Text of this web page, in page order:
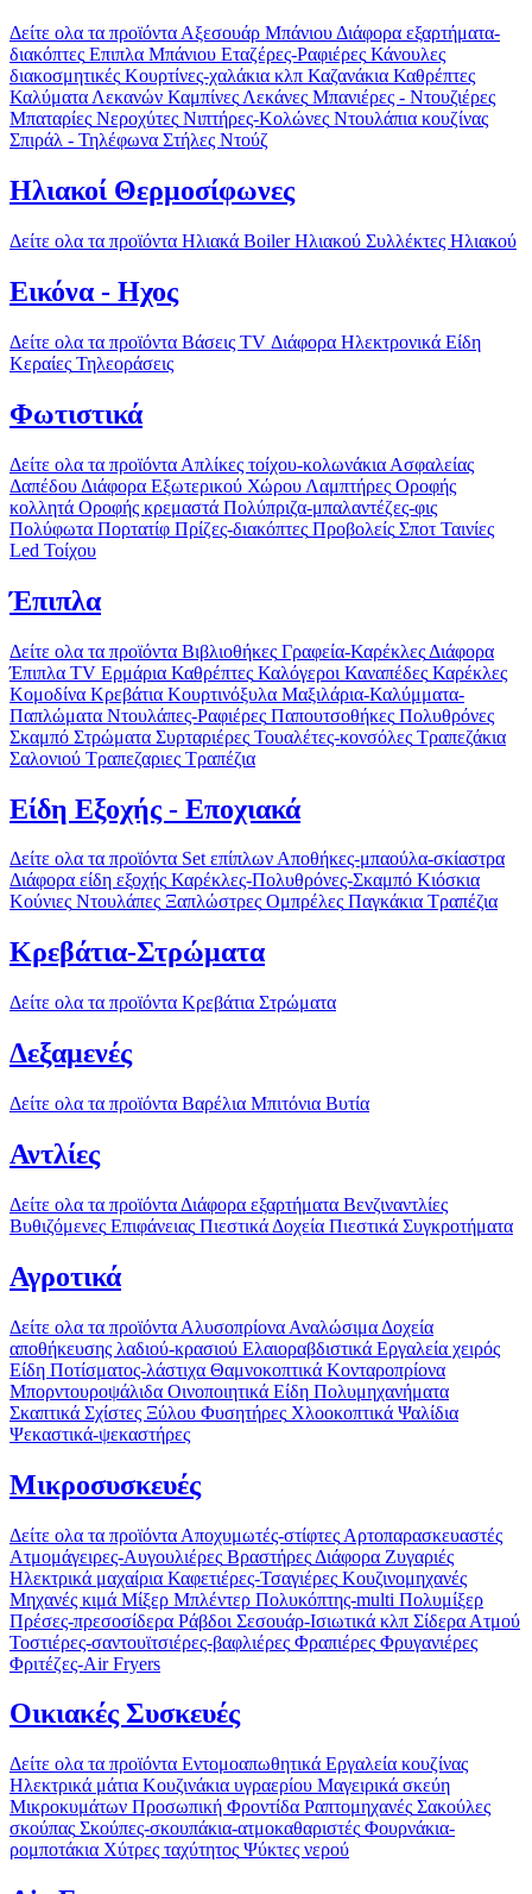
Δείτε ολα τα προϊόντα Αξεσουάρ Μπάνιου Διάφορα εξαρτήματα-
διακόπτες Επιπλα Μπάνιου Εταζέρες-Ραφιέρες Κάνουλες
διακοσμητικές Κουρτίνες-χαλάκια κλπ Καζανάκια Καθρέπτες
Καλύματα Λεκανών Καμπίνες Λεκάνες Μπανιέρες - Ντουζιέρες
Μπαταρίες Νεροχύτες Νιπτήρες-Κολώνες Ντουλάπια κουζίνας
Σπιράλ - Τηλέφωνα Στήλες Ντούζ
Ηλιακοί Θερμοσίφωνες
Δείτε ολα τα προϊόντα Ηλιακά Boiler Ηλιακού Συλλέκτες Ηλιακού
Εικόνα - Ηχος
Δείτε ολα τα προϊόντα Βάσεις TV Διάφορα Ηλεκτρονικά Είδη
Κεραίες Τηλεοράσεις
Φωτιστικά
Δείτε ολα τα προϊόντα Απλίκες τοίχου-κολωνάκια Ασφαλείας
Δαπέδου Διάφορα Εξωτερικού Χώρου Λαμπτήρες Οροφής
κολλητά Οροφής κρεμαστά Πολύπριζα-μπαλαντέζες-φις
Πολύφωτα Πορτατίφ Πρίζες-διακόπτες Προβολείς Σποτ Ταινίες
Led Τοίχου
Έπιπλα
Δείτε ολα τα προϊόντα Βιβλιοθήκες Γραφεία-Καρέκλες Διάφορα
Έπιπλα TV Ερμάρια Καθρέπτες Καλόγεροι Καναπέδες Καρέκλες
Κομοδίνα Κρεβάτια Κουρτινόξυλα Μαξιλάρια-Καλύμματα-
Παπλώματα Ντουλάπες-Ραφιέρες Παπουτσοθήκες Πολυθρόνες
Σκαμπό Στρώματα Συρταριέρες Τουαλέτες-κονσόλες Τραπεζάκια
Σαλονιού Τραπεζαριες Τραπέζια
Είδη Εξοχής - Εποχιακά
Δείτε ολα τα προϊόντα Set επίπλωνΑποθήκες-μπαούλα-σκίαστρα
Διάφορα είδη εξοχής Καρέκλες-Πολυθρόνες-Σκαμπό Κιόσκια
Κούνιες Ντουλάπες Ξαπλώστρες Ομπρέλες Παγκάκια Τραπέζια
Κρεβάτια-Στρώματα
Δείτε ολα τα προϊόντα Κρεβάτια Στρώματα
Δεξαμενές
Δείτε ολα τα προϊόντα Βαρέλια Μπιτόνια Βυτία
Αντλίες
Δείτε ολα τα προϊόντα Διάφορα εξαρτήματα Βενζιναντλίες
Βυθιζόμενες Επιφάνειας Πιεστικά Δοχεία Πιεστικά Συγκροτήματα
Αγροτικά
Δείτε ολα τα προϊόντα Αλυσοπρίονα Αναλώσιμα Δοχεία
αποθήκευσης λαδιού-κρασιού Ελαιοραβδιστικά Εργαλεία χειρός
Είδη Ποτίσματος-λάστιχα Θαμνοκοπτικά Κονταροπρίονα
Μπορντουροψάλιδα Οινοποιητικά Είδη Πολυμηχανήματα
Σκαπτικά Σχίστες Ξύλου Φυσητήρες Χλοοκοπτικά Ψαλίδια
Ψεκαστικά-ψεκαστήρες
Μικροσυσκευές
Δείτε ολα τα προϊόντα Αποχυμωτές-στίφτες Αρτοπαρασκευαστές
Ατμομάγειρες-Αυγουλιέρες Βραστήρες Διάφορα Ζυγαριές
Ηλεκτρικά μαχαίρια Καφετιέρες-Τσαγιέρες Κουζινομηχανές
Μηχανές κιμά Μίξερ Μπλέντερ Πολυκόπτης-multi Πολυμίξερ
Πρέσες-πρεσοσίδερα Ράβδοι Σεσουάρ-Ισιωτικά κλπ Σίδερα Ατμού
Τοστιέρες-σαντουϊτσιέρες-βαφλιέρες Φραπιέρες Φρυγανιέρες
Φριτέζες-Air Fryers
Οικιακές Συσκευές
Δείτε ολα τα προϊόντα Εντομοαπωθητικά Εργαλεία κουζίνας
Ηλεκτρικά μάτια Κουζινάκια υγραερίου Μαγειρικά σκεύη
Μικροκυμάτων Προσωπική Φροντίδα Ραπτομηχανές Σακούλες
σκούπας Σκούπες-σκουπάκια-ατμοκαθαριστές Φουρνάκια-
ρομποτάκια Χύτρες ταχύτητος Ψύκτες νερού